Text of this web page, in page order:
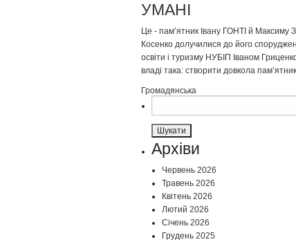
УМАНІ
Це - памʼятник Івану ГОНТІ й Максиму
Косенко долучилися до його
освіти і туризму НУБІП Іваном
владі така: створити довкола
Громадянська
Архіви
Червень 2026
Травень 2026
Квітень 2026
Лютий 2026
Січень 2026
Грудень 2025